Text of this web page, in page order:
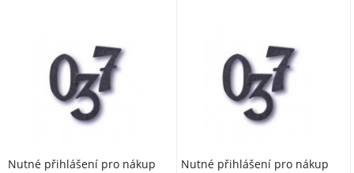
Nutné přihlášení pro nákup Nutné přihlášení pro nákup